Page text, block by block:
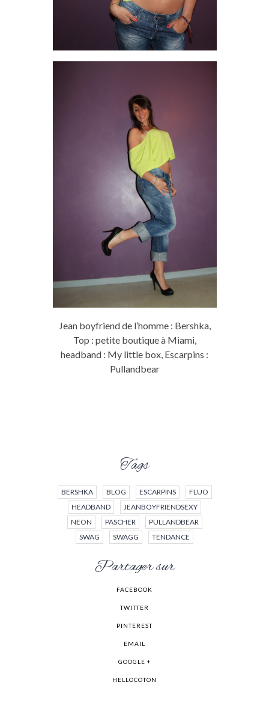
Jean boyfriend de l’homme : Bershka,
Top : petite boutique à Miami,
headband : My little box, Escarpins :
Pullandbear
Tags
BERSHKA BLOG ESCARPINS
FLUO
HEADBAND
JEANBOYFRIENDSEXY
NEON
PASCHER
PULLANDBEAR
SWAG
SWAGG TENDANCE
Partager sur
FACEBOOK
TWITTER
PINTEREST
EMAIL
GOOGLE +
HELLOCOTON